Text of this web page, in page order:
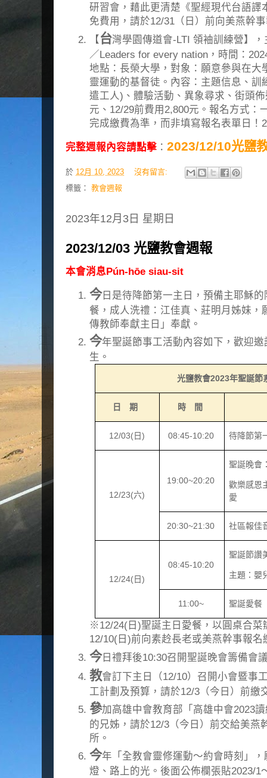
研習會，藉此更清楚《聖經現代台語譯
免費用，請於12/31（日）前向美燕幹
【 台灣學園傳道會-LTI 領袖訓練營】
／Leaders for every nation，時間：
地點：長榮大學，對象：願意參與在大
靈運動的基督徒。內容：主題信息、
遣工人)、體驗活動、異象尋求、街頭
元、12/29前費用2,800元。報名方式：
完成繳費為準，而非填寫報名表單日！
完整週報內容請點擊 ： 2023/12/10光鹽
於 12月 10, 2023
沒有留言:
標籤： 教會週報
2023年12月3日 星期日
2023/12/03 光鹽教會週報
本會消息Pún-hōe siau-sit
今日是待降節第一主日，預備主耶穌
餐，成人洗禮：江佳真、莊明月姊妹
傳教師奉獻主日」奉獻。
今年聖誕節事工活動內容如下，歡迎
生。
光鹽教會2023年聖誕節
日 期 時 間
12/03(日) 08:45-10:20 待降節第
12/23(六)
19:00~20:20
聖誕晚會
歡樂感恩
愛
20:30~21:30 社區報佳
12/24(日)
08:45-10:20
聖誕節讚
主題：嬰
11:00~ 聖誕愛餐
※12/24(日)聖誕主日愛餐，以圓桌合菜
12/10(日)前向素赺長老或美燕幹事報名
今日禮拜後10:30召開聖誕晚會籌備會
教會訂下主日（12/10）召開小會暨事
工計劃及預算，請於12/3（今日）前繳
參加高雄中會教育部「高雄中會2023
的兄姊，請於12/3（今日）前交給美燕
所。
今年「全教會靈修運動～約會時刻」
燈、路上的光。後面公佈欄張貼2023/1